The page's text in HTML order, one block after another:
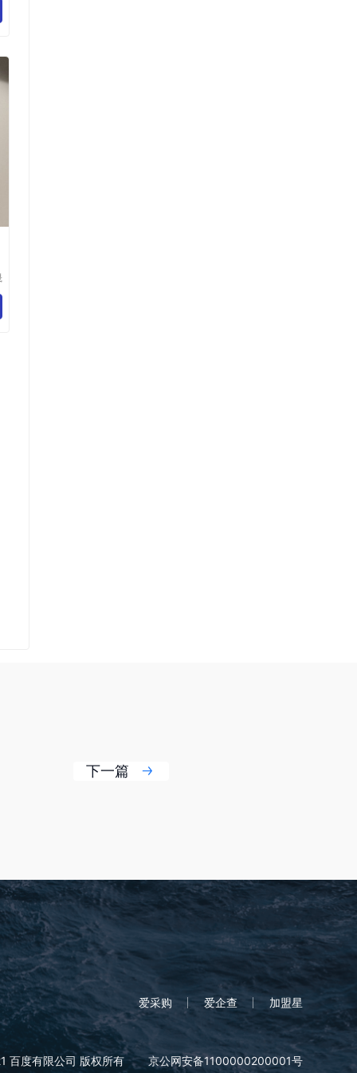
下一篇
爱采购 爱企查 加盟星
百度有限公司 版权所有 京公网安备1100000200001号